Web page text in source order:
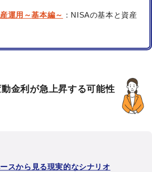
運用～基本編～ ：NISAの基本と資産
金利が急上昇する可能性
スから見る現実的なシナリオ